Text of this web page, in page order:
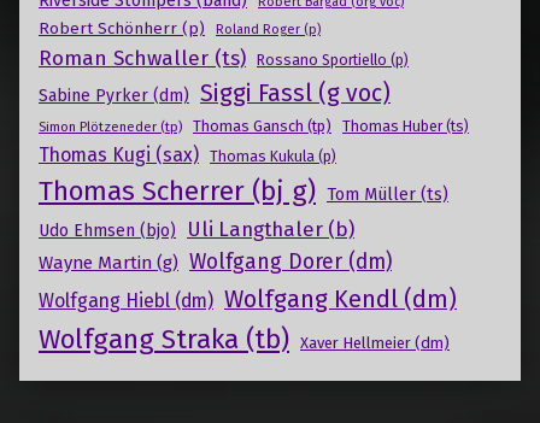
Robert Schönherr (p) Roland Roger (p)
Roman Schwaller (ts) Rossano Sportiello (p)
Sabine Pyrker (dm) Siggi Fassl (g voc)
Simon Plötzeneder (tp) Thomas Gansch (tp) Thomas Huber (ts)
Thomas Kugi (sax) Thomas Kukula (p)
Thomas Scherrer (bj g) Tom Müller (ts)
Udo Ehmsen (bjo)
Uli Langthaler (b)
Wayne Martin (g) Wolfgang Dorer (dm)
Wolfgang Hiebl (dm) Wolfgang Kendl (dm)
Wolfgang Straka (tb) Xaver Hellmeier (dm)